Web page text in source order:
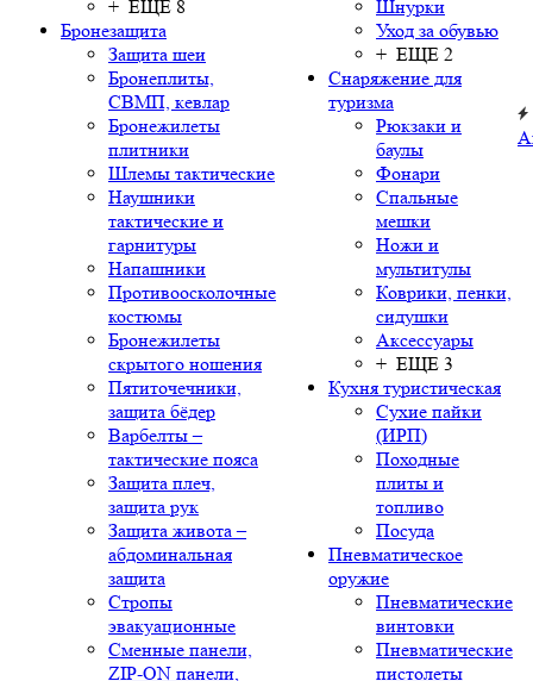
+ ЕЩЕ 8
Бронезащита
Защита шеи
Бронеплиты,
СВМП, кевлар
Бронежилеты
плитники
Шлемы тактические
Наушники
тактические и
гарнитуры
Напашники
Противоосколочные
костюмы
Бронежилеты
скрытого ношения
Пятиточечники,
защита бёдер
Варбелты –
тактические пояса
Защита плеч,
защита рук
Защита живота –
абдоминальная
защита
Стропы
эвакуационные
Сменные панели,
ZIP-ON панели,
Шнурки
Уход за обувью
+ ЕЩЕ 2
Снаряжение для
туризма
Рюкзаки и
баулы
Фонари
Спальные
мешки
Ножи и
мультитулы
Коврики, пенки,
сидушки
Аксессуары
+ ЕЩЕ 3
Кухня туристическая
Сухие пайки
(ИРП)
Походные
плиты и
топливо
Посуда
Пневматическое
оружие
Пневматические
винтовки
Пневматические
пистолеты